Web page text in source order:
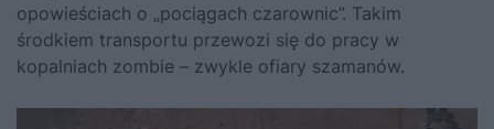
opowieściach o „pociągach czarownic”. Takim
środkiem transportu przewozi się do pracy w
kopalniach zombie – zwykle ofiary szamanów.